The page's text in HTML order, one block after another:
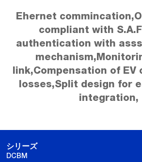
Ehernet
compliant with
authentication with
link,Compensation of EV
losses,Split design for
integration,
シリーズ
DCBM